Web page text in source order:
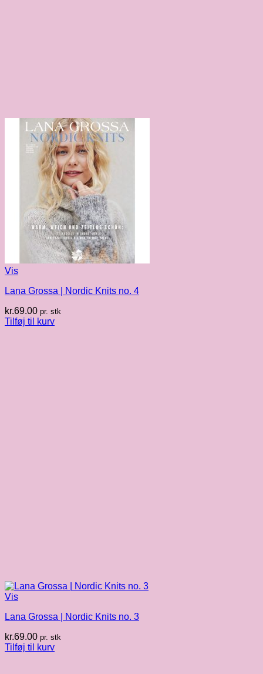
Vis
Lana Grossa | Nordic Knits no. 4
kr.69.00 pr. stk
Tilføj til kurv
Vis
Lana Grossa | Nordic Knits no. 3
kr.69.00 pr. stk
Tilføj til kurv